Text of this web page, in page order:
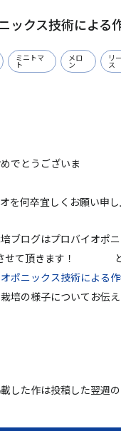
ックス技術による
ミニトマ
ト
メロ
ン
リ
ス
でとうございま
を何卒宜しくお願い申し
ブログはプロバイオポ
させて頂きます！ と
ポニックス技術による
培の様子についてお伝
した作は投稿した翌週
た。